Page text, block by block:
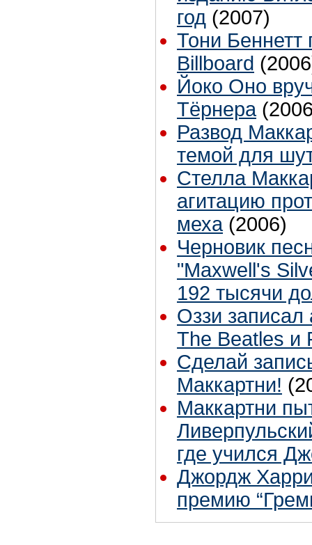
год (2007)
Тони Беннетт
Billboard
Йоко Оно
Тёрнера
Развод
темой для
Стелла
агитацию
меха (2006)
Черновик
"Maxwell's
192 тысячи
Оззи записал
The Beatles и
Сделай
Маккартни!
Маккартни
где учился
Джордж
премию